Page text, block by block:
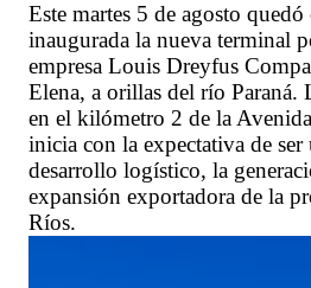
Este martes 5 de agosto
inaugurada la nueva terminal
empresa Louis Dreyfus
Elena, a orillas del río Paraná.
en el kilómetro 2 de la
inicia con la expectativa de ser
desarrollo logístico, la
expansión exportadora de la
Ríos.